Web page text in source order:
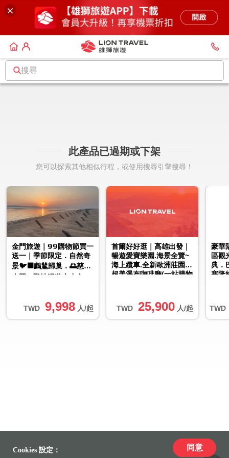
搜尋
此產品已過期或下架
您可以探索其他相似行程，或使用搜尋引擎搜尋！
TWD 9,998 人/起
金門旅遊｜𝟵𝟵購物節買一
送一｜季節限定．自然奇
景🐦‍⬛鸕鶿歸巢．🌅慈湖
夕照．戰地漫遊大小金3
TWD 25,900 人/起
首爾好好逛｜高雄出發｜
暢遊愛寶樂園.海景全覽~
海上纜車.全新歐洲莊園.
超美瀑布咖啡廳(一站購物
TWD
豪華
區觀
典．
塞隆
Cookies 設定： 同意